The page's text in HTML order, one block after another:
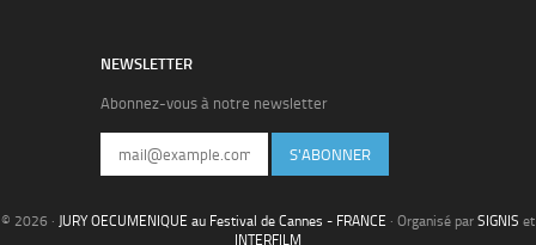
NEWSLETTER
Abonnez-vous à notre newsletter
S'ABONNER
© 2026 · JURY OECUMENIQUE au Festival de Cannes - FRANCE · Organisé par SIGNIS et
INTERFILM